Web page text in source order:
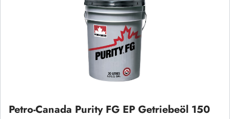
Petro-Canada Purity FG EP Getriebeöl 150